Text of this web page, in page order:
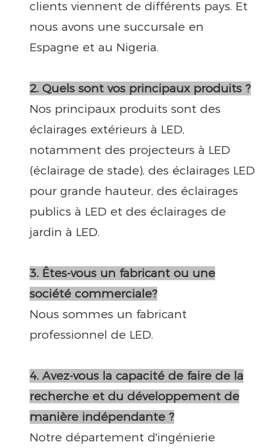
clients viennent de différents pays. Et
nous avons une succursale en
Espagne et au Nigeria.
2. Quels sont vos principaux produits ?
Nos principaux produits sont des
éclairages extérieurs à LED,
notamment des projecteurs à LED
(éclairage de stade), des éclairages LED
pour grande hauteur, des éclairages
publics à LED et des éclairages de
jardin à LED.
3. Êtes-vous un fabricant ou une
société commerciale?
Nous sommes un fabricant
professionnel de LED.
4. Avez-vous la capacité de faire de la
recherche et du développement de
manière indépendante ?
Notre département d'ingénierie